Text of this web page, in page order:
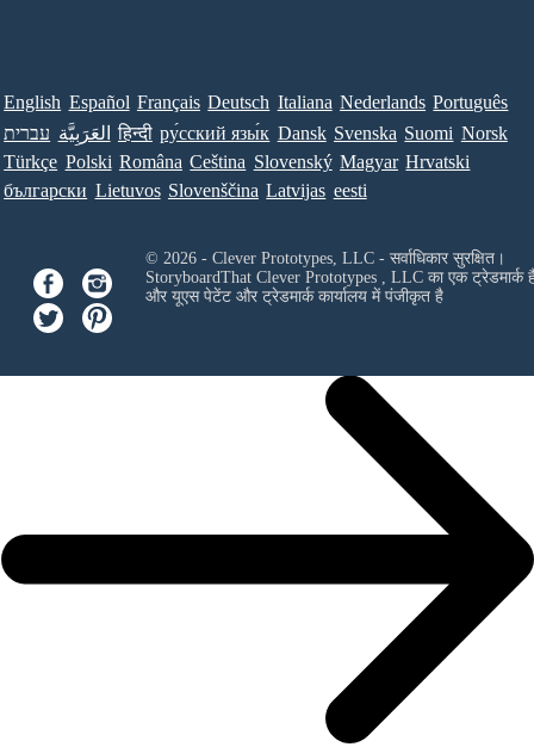
English Español Français Deutsch Italiana Nederlands Português
עברית العَرَبِيَّة हिन्दी ру́сский язы́к Dansk Svenska Suomi Norsk
Türkçe Polski Româna Ceština Slovenský Magyar Hrvatski
български Lietuvos Slovenščina Latvijas eesti
© 2026 - Clever Prototypes, LLC - सर्वाधिकार सुरक्षित।
StoryboardThat Clever Prototypes , LLCका एक ट्रेडमार्क
और यूएस पेटेंट और ट्रेडमार्क कार्यालय में पंजीकृत है